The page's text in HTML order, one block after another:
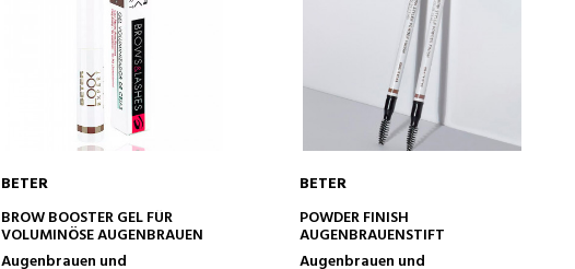
IN DEN WARENKORB
BETER
BROW BOOSTER GEL FÜR
VOLUMINÖSE AUGENBRAUEN
Augenbrauen und
IN DEN WARENKORB
BETER
POWDER FINISH
AUGENBRAUENSTIFT
Augenbrauen und